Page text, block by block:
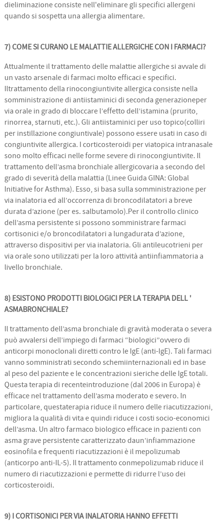
dieliminazione consiste nell'eliminare gli specifici allergeni
quando si sospetta una allergia alimentare.
7) COME SI CURANO LE MALATTIE ALLERGICHE CON I FARMACI?
Attualmente il trattamento delle malattie allergiche si avvale di
un vasto arsenale di farmaci molto efficaci e specifici.
Iltrattamento della rinocongiuntivite allergica consiste nella
somministrazione di antiistaminici di seconda generazioneper
via orale in grado di bloccare l’effetto dell’istamina (prurito,
rinorrea, starnuti, etc.). Gli antiistaminici per uso topico(colliri
per instillazione congiuntivale) possono essere usati in caso di
congiuntivite allergica. I corticosteroidi per viatopica intranasale
sono molto efficaci nelle forme severe di rinocongiuntivite. Il
trattamento dell’asma bronchiale allergicovaria a secondo del
grado di severità della malattia (Linee Guida GINA: Global
Initiative for Asthma). Esso, si basa sulla somministrazione per
via inalatoria ed all’occorrenza di broncodilatatori a breve
durata d’azione (per es. salbutamolo).Per il controllo clinico
dell’asma persistente si possono somministrare farmaci
cortisonici e/o broncodilatatori a lungadurata d’azione,
attraverso dispositivi per via inalatoria. Gli antileucotrieni per
via orale sono utilizzati per la loro attività antiinfiammatoria a
livello bronchiale.
8) ESISTONO PRODOTTI BIOLOGICI PER LA TERAPIA DELL '
ASMABRONCHIALE?
Il trattamento dell’asma bronchiale di gravità moderata o severa
può avvalersi dell’impiego di farmaci “biologici”ovvero di
anticorpi monoclonali diretti contro le IgE (anti-IgE). Tali farmaci
vanno somministrati secondo schemiinternazionali ed in base
al peso del paziente e le concentrazioni sieriche delle IgE totali.
Questa terapia di recenteintroduzione (dal 2006 in Europa) è
efficace nel trattamento dell’asma moderato e severo. In
particolare, questaterapia riduce il numero delle riacutizzazioni,
migliora la qualità di vita e quindi riduce i costi socio-economici
dell’asma. Un altro farmaco biologico efficace in pazienti con
asma grave persistente caratterizzato daun’infiammazione
eosinofila e frequenti riacutizzazioni è il mepolizumab
(anticorpo anti-IL-5). Il trattamento conmepolizumab riduce il
numero di riacutizzazioni e permette di ridurre l’uso dei
corticosteroidi.
9) I CORTISONICI PER VIA INALATORIA HANNO EFFETTI